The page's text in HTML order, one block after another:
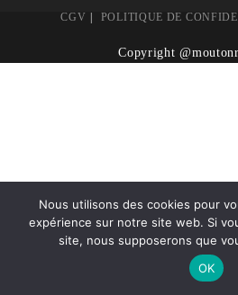
CGV POLITIQUE DE
Copyright
Nous utilisons des cookies pour
expérience sur notre site web. Si
site, nous supposerons que
OK